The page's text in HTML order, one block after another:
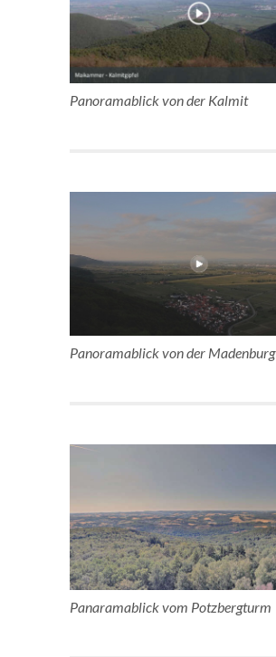
Panoramablick von der Kalmit
Panoramablick von der Madenburg
Panaramablick vom Potzbergturm